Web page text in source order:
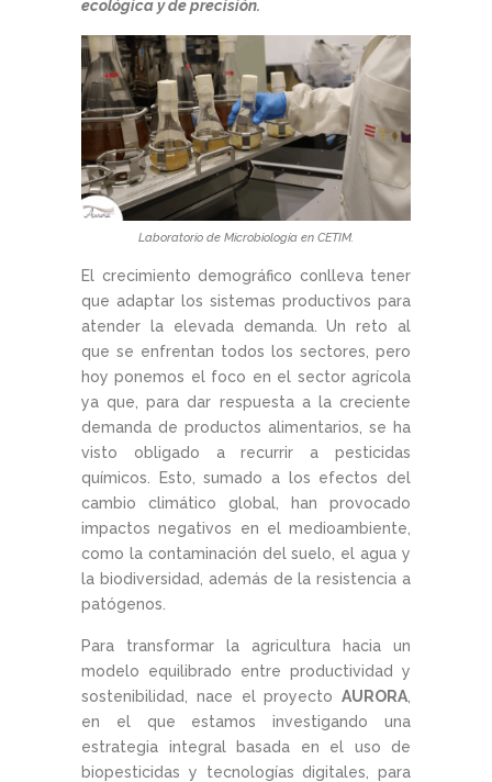
ecológica y de precisión.
Laboratorio de Microbiología en CETIM.
El crecimiento demográfico conlleva tener
que adaptar los sistemas productivos para
atender la elevada demanda. Un reto al
que se enfrentan todos los sectores, pero
hoy ponemos el foco en el sector agrícola
ya que, para dar respuesta a la creciente
demanda de productos alimentarios, se ha
visto obligado a recurrir a pesticidas
químicos. Esto, sumado a los efectos del
cambio climático global, han provocado
impactos negativos en el medioambiente,
como la contaminación del suelo, el agua y
la biodiversidad, además de la resistencia a
patógenos.
Para transformar la agricultura hacia un
modelo equilibrado entre productividad y
sostenibilidad, nace el proyecto AURORA
en el que estamos investigando una
estrategia integral basada en el uso de
biopesticidas y tecnologías digitales, para